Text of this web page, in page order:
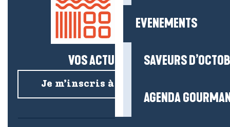
EVENEMENTS
SAVEURS
AGENDA
VOS ACTUS SALÉES !
Je m’inscris à la newsletter